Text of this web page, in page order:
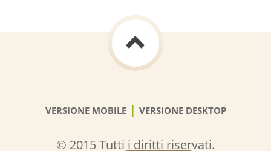
VERSIONE MOBILE | VERSIONE DESKTOP
© 2015 Tutti i diritti riservati.